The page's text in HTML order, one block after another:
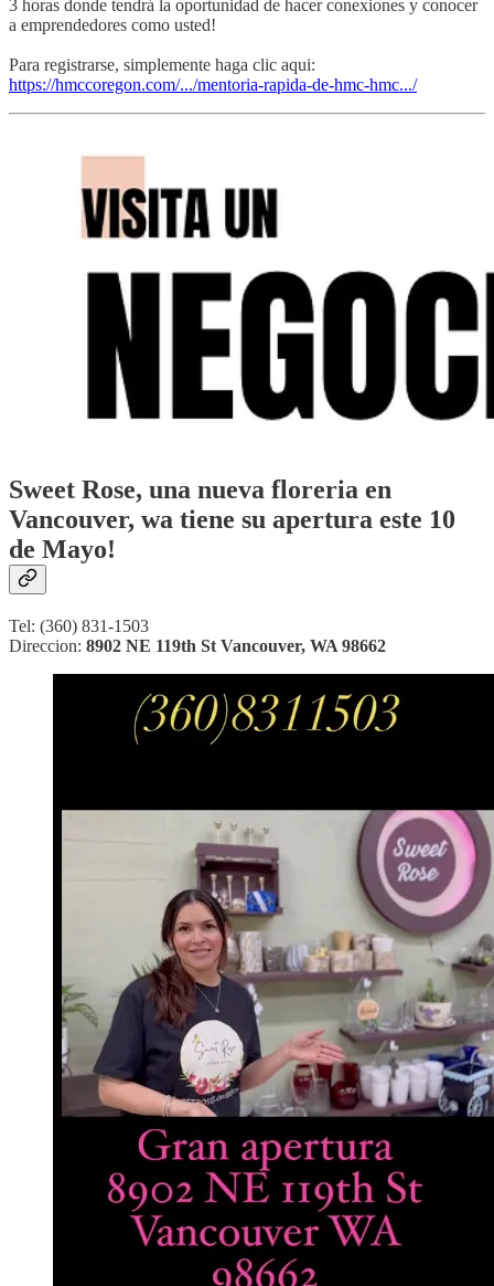
3 horas donde tendrá la oportunidad de hacer conexiones y conocer
a emprendedores como usted!
Para registrarse, simplemente haga clic aqui:
https://hmccoregon.com/.../mentoria-rapida-de-hmc-hmc.../
Sweet Rose, una nueva floreria en
Vancouver, wa tiene su apertura este 10
de Mayo!
Tel: (360) 831-1503
Direccion: 8902 NE 119th St Vancouver, WA 98662